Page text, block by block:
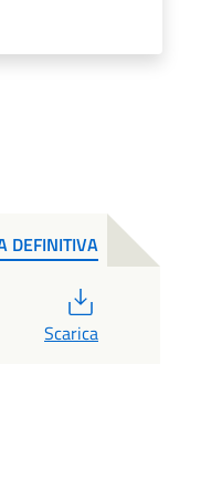
DEFINITIVA
Scarica